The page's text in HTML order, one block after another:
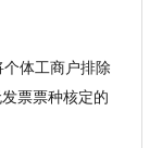
体工商户排除
票票种核定的